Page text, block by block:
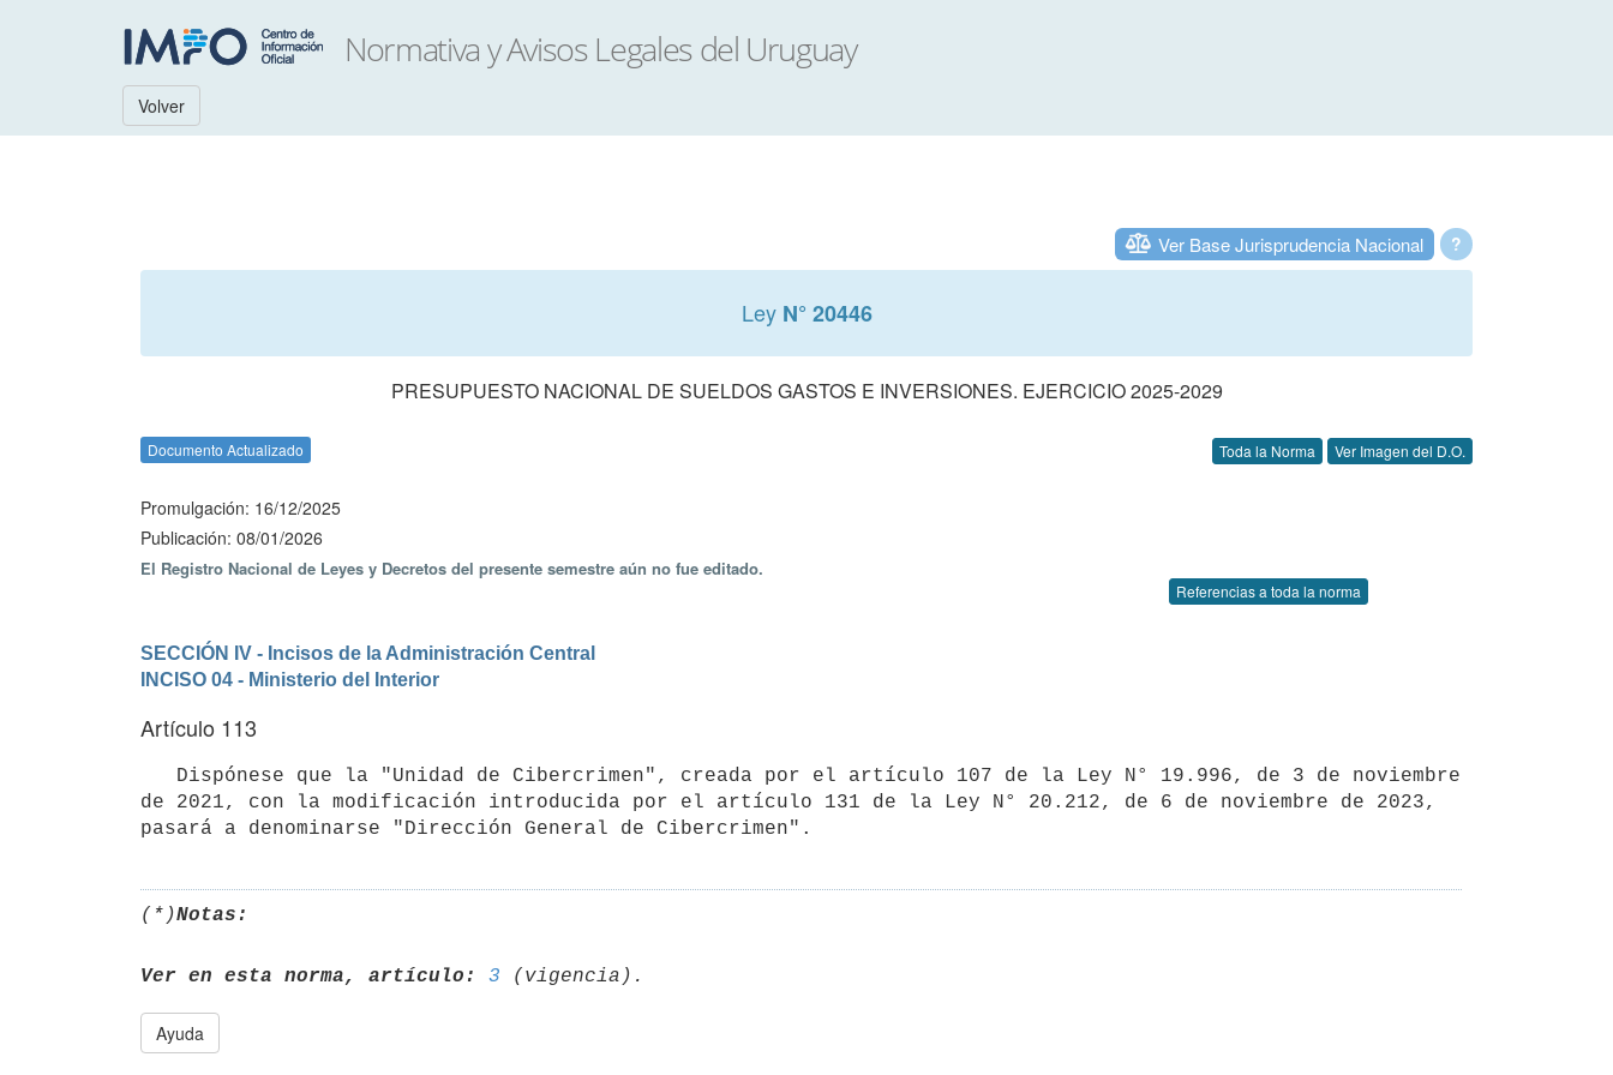
Volver
?
Ver Base Jurisprudencia Nacional
Ley N° 20446
PRESUPUESTO NACIONAL DE SUELDOS GASTOS E INVERSIONES. EJERCICIO 2025-2029
Documento Actualizado Toda la Norma Ver Imagen del D.O.
Promulgación: 16/12/2025
Publicación: 08/01/2026
El Registro Nacional de Leyes y Decretos del presente semestre aún no fue editado.
Referencias a toda la norma
SECCIÓN IV - Incisos de la Administración Central
INCISO 04 - Ministerio del Interior
Artículo 113
de 2021, con la modificación introducida por el artículo 131 de la Ley N° 20.212, de 6 de noviembre de 2023,
(*)Notas:
Ver en esta norma, artículo: 3
Ayuda